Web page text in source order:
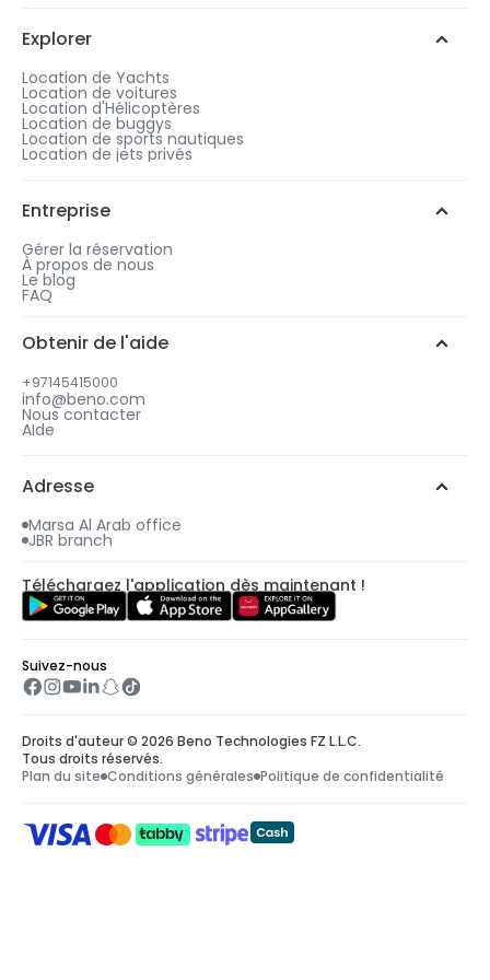
Explorer
Location de Yachts
Location de voitures
Location d'Hélicoptères
Location de buggys
Location de sports nautiques
Location de jets privés
Entreprise
Gérer la réservation
À propos de nous
Le blog
FAQ
Obtenir de l'aide
+97145415000
info@beno.com
Nous contacter
AIde
Adresse
Marsa Al Arab office
JBR branch
Téléchargez l'application dès maintenant !
Suivez-nous
Droits d'auteur © 2026 Beno Technologies FZ L.L.C.
Tous droits réservés.
Plan du site Conditions générales Politique de confidentialité